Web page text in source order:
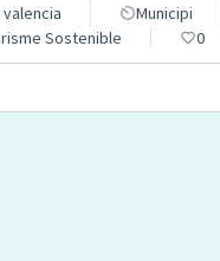
Municipi
Sostenible
0